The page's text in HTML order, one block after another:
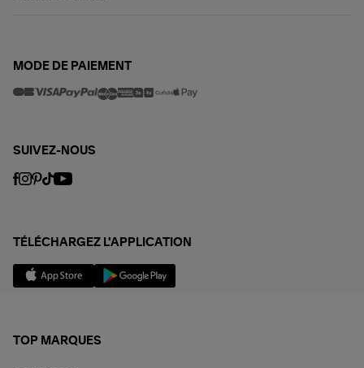
MODE DE PAIEMENT
SUIVEZ-NOUS
TÉLÉCHARGEZ L'APPLICATION
TOP MARQUES